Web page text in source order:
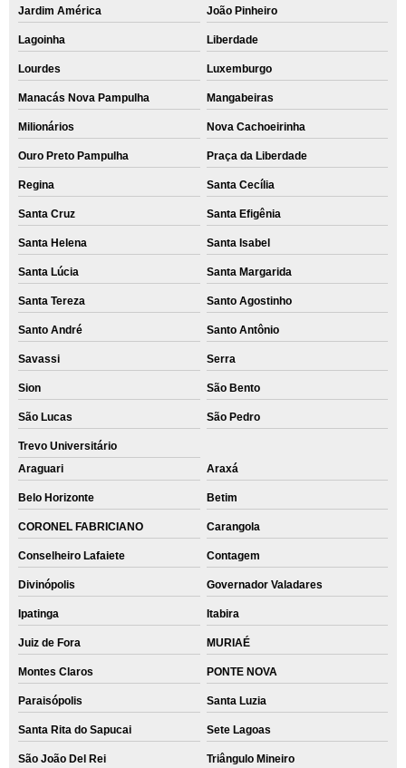
Jardim América João Pinheiro
Lagoinha Liberdade
Lourdes Luxemburgo
Manacás Nova Pampulha Mangabeiras
Milionários Nova Cachoeirinha
Ouro Preto Pampulha Praça da Liberdade
Regina Santa Cecília
Santa Cruz Santa Efigênia
Santa Helena Santa Isabel
Santa Lúcia Santa Margarida
Santa Tereza Santo Agostinho
Santo André Santo Antônio
Savassi Serra
Sion São Bento
São Lucas São Pedro
Trevo Universitário
Araguari
Araxá
Belo Horizonte Betim
CORONEL FABRICIANO Carangola
Conselheiro Lafaiete Contagem
Divinópolis Governador Valadares
Ipatinga Itabira
Juiz de Fora MURIAÉ
Montes Claros PONTE NOVA
Paraisópolis Santa Luzia
Santa Rita do Sapucai Sete Lagoas
São João Del Rei Triângulo Mineiro